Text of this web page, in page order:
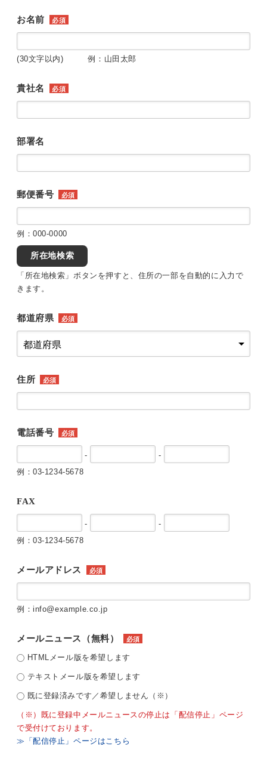
お名前 必須
(30文字以内) 例：山田太郎
貴社名 必須
部署名
郵便番号 必須
例：000-0000
所在地検索
「所在地検索」ボタンを押すと、住所の一部を自動的に入力で
きます。
都道府県 必須
住所 必須
電話番号 必須
-
-
例：03-1234-5678
FAX
-
-
例：03-1234-5678
メールアドレス 必須
例：info@example.co.jp
メールニュース（無料） 必須
HTMLメール版を希望します
テキストメール版を希望します
既に登録済みです／希望しません（※）
（※）既に登録中メールニュースの停止は「配信停止」ページ
で受付けております。
≫「配信停止」ページはこちら